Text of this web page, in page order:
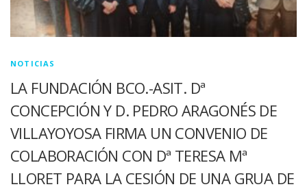
NOTICIAS
LA FUNDACIÓN BCO.-ASIT. Dª
CONCEPCIÓN Y D. PEDRO ARAGONÉS DE
VILLAYOYOSA FIRMA UN CONVENIO DE
COLABORACIÓN CON Dª TERESA Mª
LLORET PARA LA CESIÓN DE UNA GRUA DE